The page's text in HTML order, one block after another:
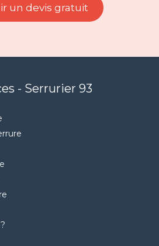
un devis gratuit
- Serrurier 93